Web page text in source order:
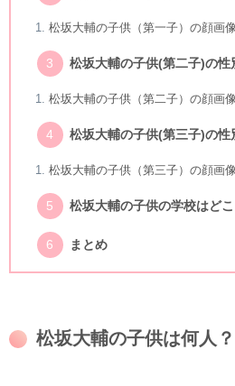
松坂大輔の子供（第一子）の顔画
松坂大輔の子供(第二子)の性
松坂大輔の子供（第二子）の顔画
松坂大輔の子供(第三子)の性
松坂大輔の子供（第三子）の顔画
松坂大輔の子供の学校はどこ
まとめ
松坂大輔の子供は何人？